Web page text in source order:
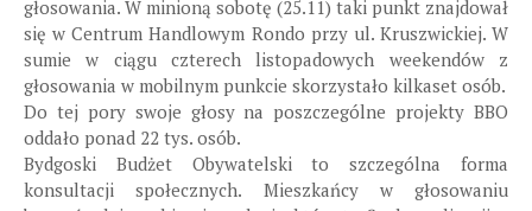
głosowania. W minioną sobotę (25.11) taki punkt znajdował
się w Centrum Handlowym Rondo przy ul. Kruszwickiej. W
sumie w ciągu czterech listopadowych weekendów z
głosowania w mobilnym punkcie skorzystało kilkaset osób.
Do tej pory swoje głosy na poszczególne projekty BBO
oddało ponad 22 tys. osób.
Bydgoski Budżet Obywatelski to szczególna forma
konsultacji społecznych. Mieszkańcy w głosowaniu